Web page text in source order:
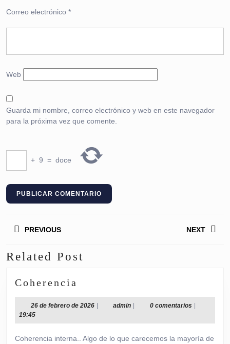
Correo electrónico *
Web
Guarda mi nombre, correo electrónico y web en este navegador
para la próxima vez que comente.
+ 9 = doce
de
entradas
PREVIOUS
Entrada
NEXT
Related Post
Coherencia
26 de febrero de 202626
febrero
2026
| adminadmin
| 0 comentarios |
19:45
Coherencia interna.. Algo de lo que carecemos la mayoría de